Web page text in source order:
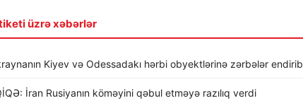
üzrə xəbərlər
Kiyev və Odessadakı hərbi obyektlərinə zərbələr endirib
İran Rusiyanın köməyini qəbul etməyə razılıq verdi